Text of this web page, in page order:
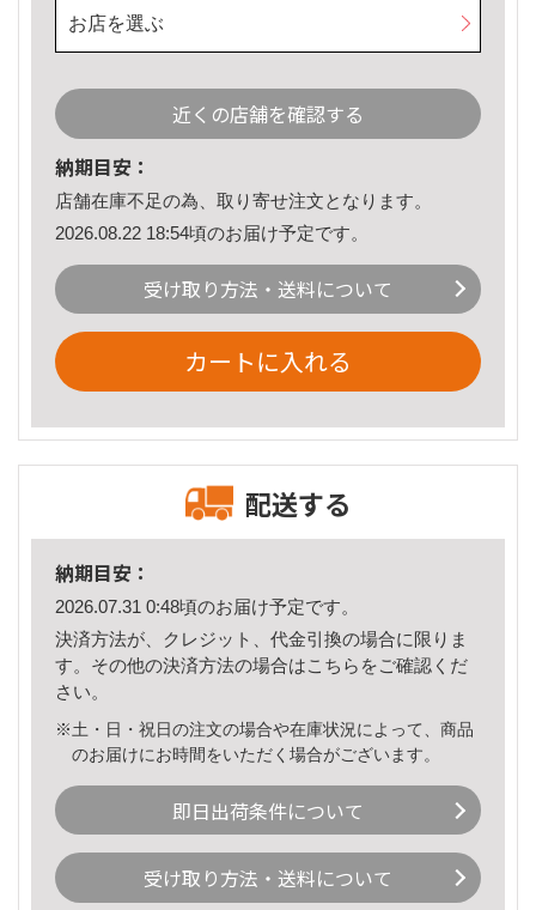
お店を選ぶ
近くの店舗を確認する
納期目安：
店舗在庫不足の為、取り寄せ注文となります。
2026.08.22 18:54頃のお届け予定です。
受け取り方法・送料について
カートに入れる
配送する
納期目安：
2026.07.31 0:48頃のお届け予定です。
決済方法が、クレジット、代金引換の場合に限りま
す。その他の決済方法の場合はこちら をご確認くだ
さい。
※土・日・祝日の注文の場合や在庫状況によって、商品
のお届けにお時間をいただく場合がございます。
即日出荷条件について
受け取り方法・送料について